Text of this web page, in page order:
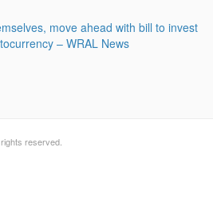
move ahead with bill to invest
– WRAL News
reserved.